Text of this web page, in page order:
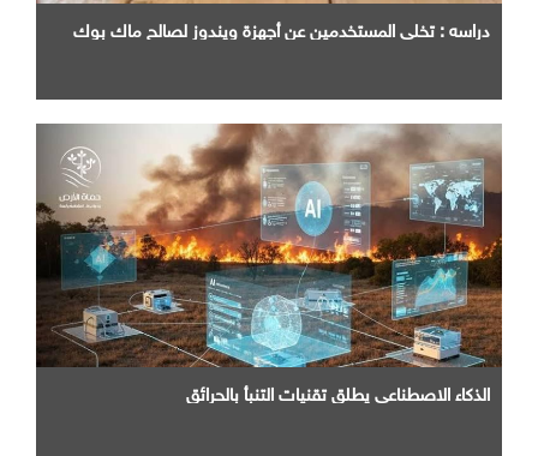
دراسه : تخلي المستخدمين عن أجهزة ويندوز لصالح ماك بوك
الذكاء الاصطناعي يطلق تقنيات التنبأ بالحرائق